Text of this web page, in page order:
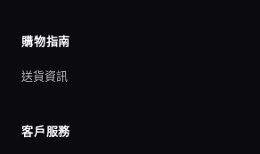
購物指南
送貨資訊
客戶服務